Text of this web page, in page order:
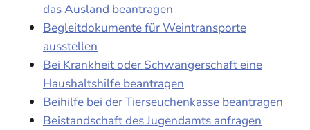
das Ausland beantragen
Begleitdokumente für Weintransporte
ausstellen
Bei Krankheit oder Schwangerschaft eine
Haushaltshilfe beantragen
Beihilfe bei der Tierseuchenkasse beantragen
Beistandschaft des Jugendamts anfragen